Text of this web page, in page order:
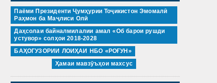
Паёми Президенти Ҷумҳурии Тоҷикистон Эмомалӣ
Раҳмон ба Маҷлиси Олӣ
Даҳсолаи байналмилалии амал «Об барои рушди
устувор» солҳои 2018-2028
БАҲОГУЗОРИИ ЛОИҲАИ НБО «РОҒУН»
Ҳамаи мавзӯъҳои махсус